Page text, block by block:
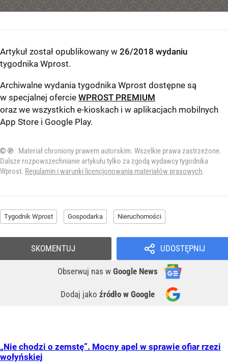
Artykuł został opublikowany w 26/2018 wydaniu
tygodnika Wprost.
Archiwalne wydania tygodnika Wprost dostępne są
w specjalnej ofercie WPROST PREMIUM
oraz we wszystkich e-kioskach i w aplikacjach mobilnych
App Store i Google Play.
© ℗
Materiał chroniony prawem autorskim. Wszelkie prawa zastrzeżone.
Dalsze rozpowszechnianie artykułu tylko za zgodą wydawcy tygodnika
Wprost. Regulamin i warunki licencjonowania materiałów prasowych.
Tygodnik Wprost Gospodarka Nieruchomości
UDOSTĘPNIJ
Obserwuj nas w Google News
Dodaj jako źródło w Google
SKOMENTUJ
„Nie chodzi o zemstę”. Mocny apel w sprawie ofiar rzezi
wołyńskiej